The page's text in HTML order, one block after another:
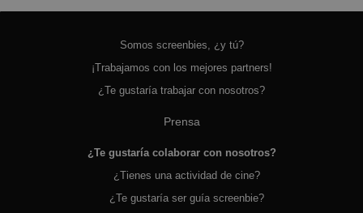
Somos screenbies, ¿y tú?
¡Trabajamos con los mejores partners!
¿Te gustaría trabajar con nosotros?
Prensa
¿Te gustaría colaborar con nosotros?
¿Tienes una actividad de cine?
¿Te gustaría ser guía screenbie?